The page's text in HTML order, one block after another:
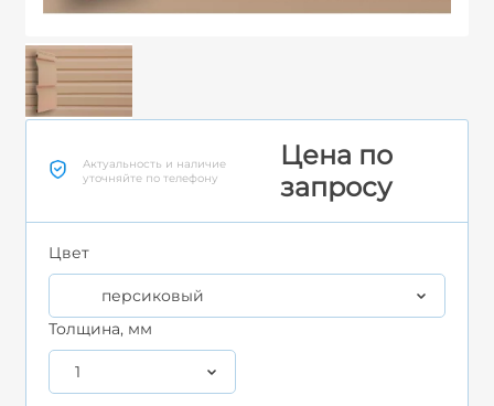
Актуальность и наличие
уточняйте по телефону
Цена по
запросу
Цвет
персиковый
Толщина, мм
1